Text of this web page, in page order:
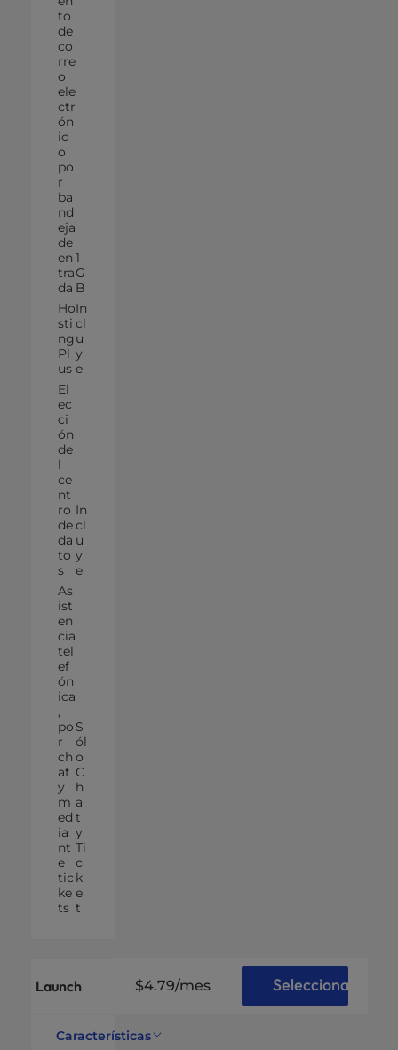
to
de
co
rre
o
ele
ctr
ón
ic
o
po
r
ba
nd
eja
de
en
tra
da
1
G
B
Ho
sti
ng
Pl
us
In
cl
u
y
e
El
ec
ci
ón
de
l
ce
nt
ro
de
da
to
s
In
cl
u
y
e
As
ist
en
cia
tel
ef
ón
ica
,
po
r
ch
at
y
m
ed
ia
nt
e
tic
ke
ts
S
ól
o
C
h
a
t
y
Ti
c
k
e
t
Launch $4.79/mes Selecciona
Características